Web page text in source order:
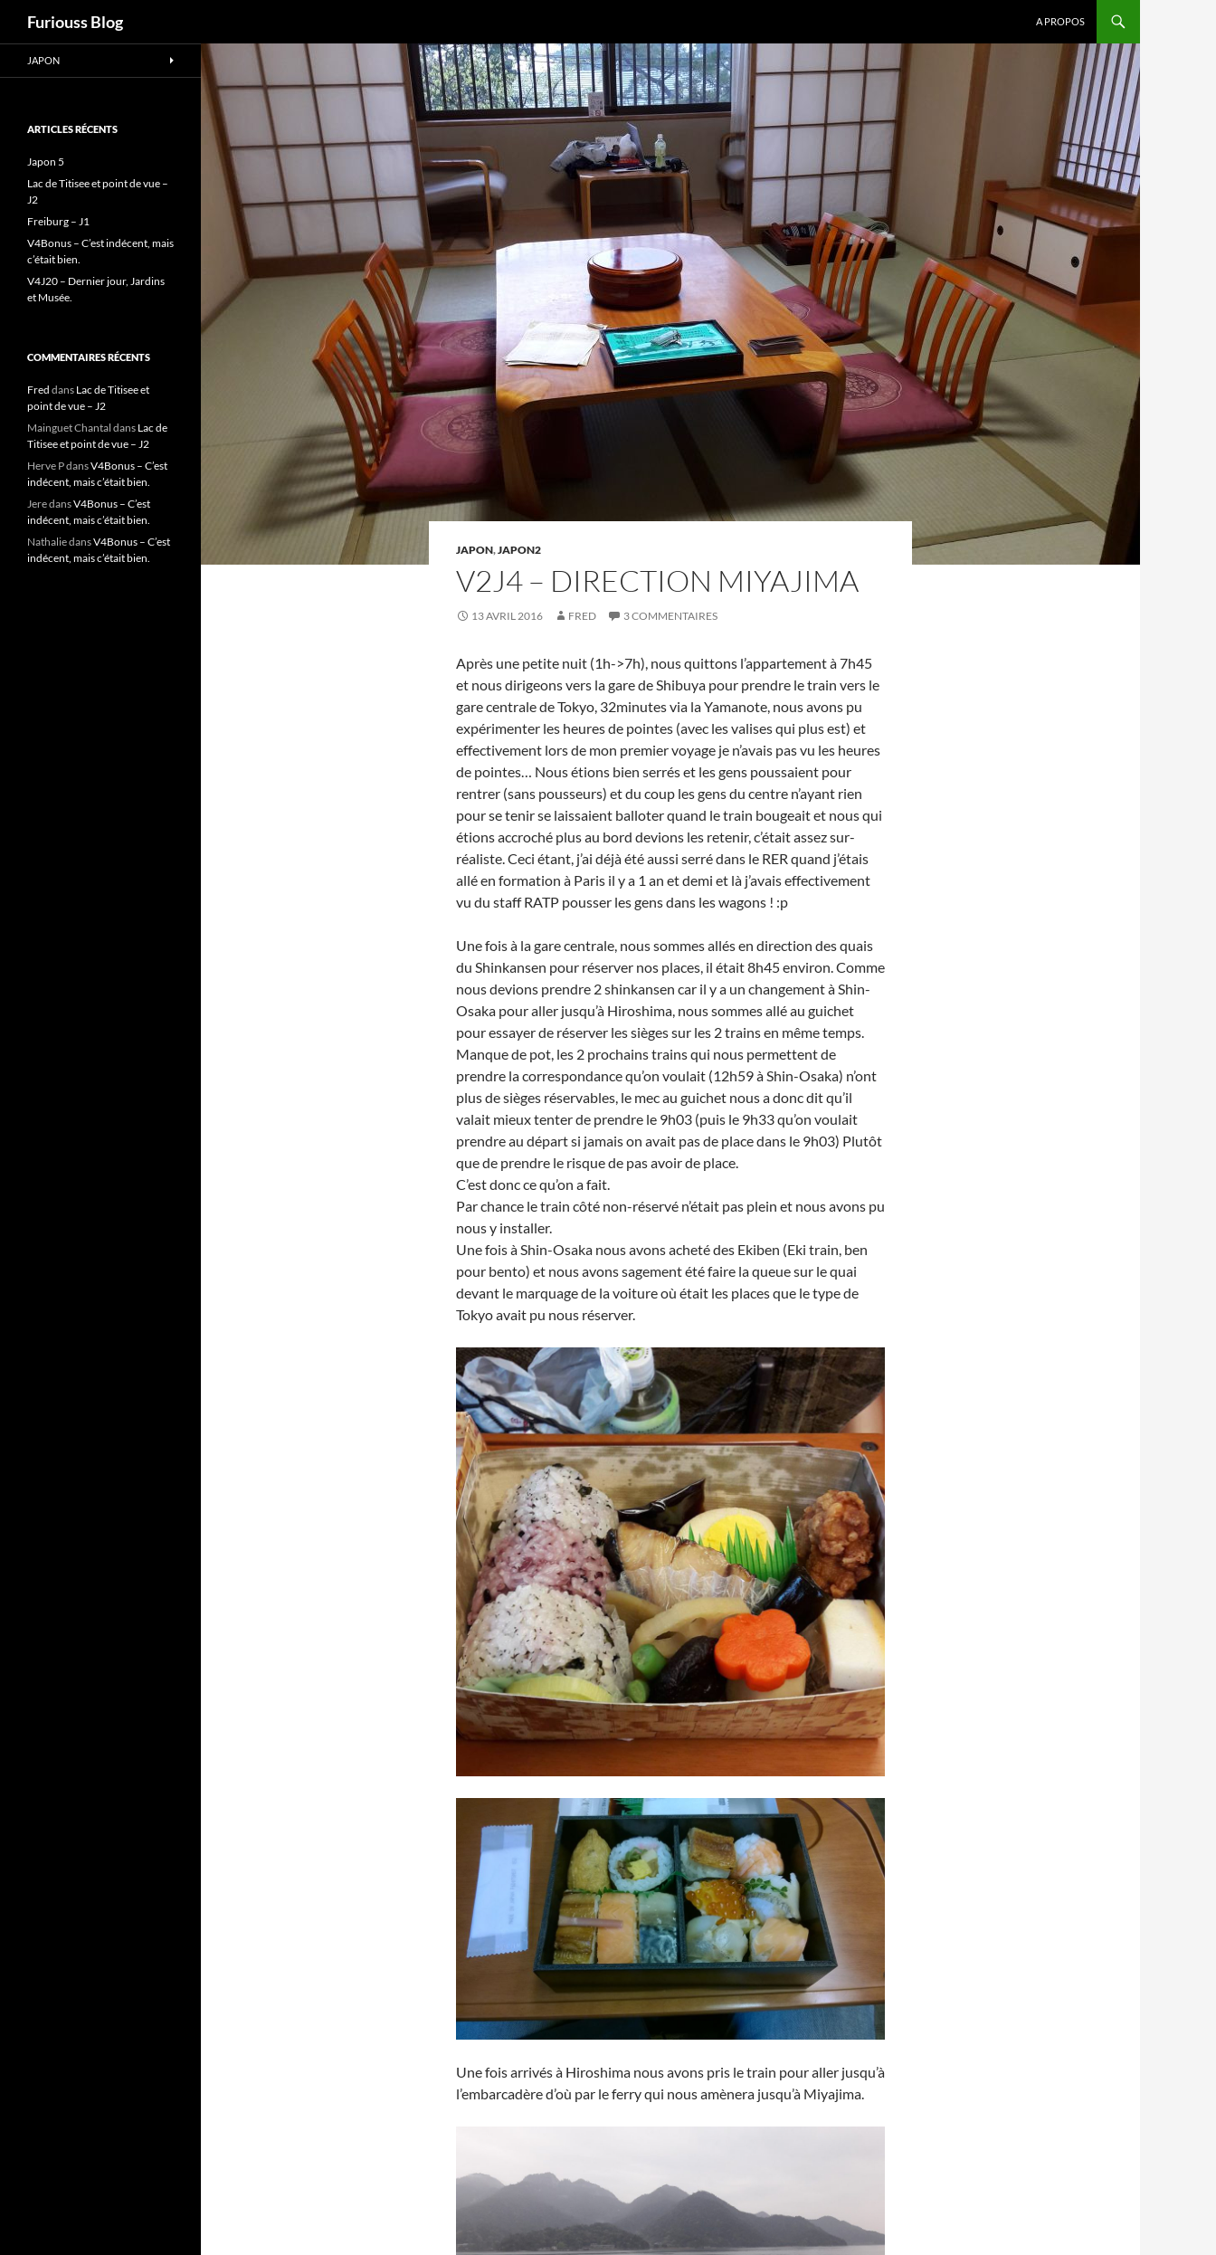
au
Furiouss Blog A PROPOS
JAPON,JAPON2
V2J4 – DIRECTION MIYAJIMA
13 AVRIL 2016 FRED 3 COMMENTAIRES
Après une petite nuit (1h->7h), nous quittons l’appartement à 7h45
et nous dirigeons vers la gare de Shibuya pour prendre le train vers le
gare centrale de Tokyo, 32minutes via la Yamanote, nous avons pu
expérimenter les heures de pointes (avec les valises qui plus est) et
effectivement lors de mon premier voyage je n’avais pas vu les heures
de pointes… Nous étions bien serrés et les gens poussaient pour
rentrer (sans pousseurs) et du coup les gens du centre n’ayant rien
pour se tenir se laissaient balloter quand le train bougeait et nous qui
étions accroché plus au bord devions les retenir, c’était assez sur-
réaliste. Ceci étant, j’ai déjà été aussi serré dans le RER quand j’étais
allé en formation à Paris il y a 1 an et demi et là j’avais effectivement
vu du staff RATP pousser les gens dans les wagons ! :p
Une fois à la gare centrale, nous sommes allés en direction des quais
du Shinkansen pour réserver nos places, il était 8h45 environ. Comme
nous devions prendre 2 shinkansen car il y a un changement à Shin-
Osaka pour aller jusqu’à Hiroshima, nous sommes allé au guichet
pour essayer de réserver les sièges sur les 2 trains en même temps.
Manque de pot, les 2 prochains trains qui nous permettent de
prendre la correspondance qu’on voulait (12h59 à Shin-Osaka) n’ont
plus de sièges réservables, le mec au guichet nous a donc dit qu’il
valait mieux tenter de prendre le 9h03 (puis le 9h33 qu’on voulait
prendre au départ si jamais on avait pas de place dans le 9h03) Plutôt
que de prendre le risque de pas avoir de place.
C’est donc ce qu’on a fait.
Par chance le train côté non-réservé n’était pas plein et nous avons pu
nous y installer.
Une fois à Shin-Osaka nous avons acheté des Ekiben (Eki train, ben
pour bento) et nous avons sagement été faire la queue sur le quai
devant le marquage de la voiture où était les places que le type de
Tokyo avait pu nous réserver.
Une fois arrivés à Hiroshima nous avons pris le train pour aller jusqu’à
l’embarcadère d’où par le ferry qui nous amènera jusqu’à Miyajima.
JAPON
ARTICLES RÉCENTS
Japon 5
Lac de Titisee et point de vue –
J2
Freiburg – J1
V4Bonus – C’est indécent, mais
c’était bien.
V4J20 – Dernier jour, Jardins
et Musée.
COMMENTAIRES RÉCENTS
Fred dans Lac de Titisee et
point de vue – J2
Mainguet Chantal dans Lac de
Titisee et point de vue – J2
Herve PdansV4Bonus – C’est
indécent, mais c’était bien.
JeredansV4Bonus – C’est
indécent, mais c’était bien.
NathaliedansV4Bonus – C’est
indécent, mais c’était bien.